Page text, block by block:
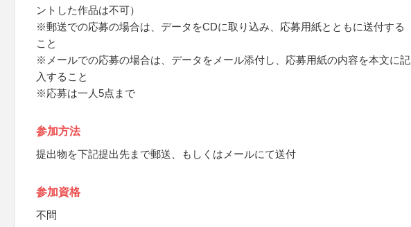
ントした作品は不可）
※郵送での応募の場合は、データをCDに取り込み、応募用紙とともに送付する
こと
※メールでの応募の場合は、データをメール添付し、応募用紙の内容を本文に記
入すること
※応募は一人5点まで
参加方法
提出物を下記提出先まで郵送、もしくはメールにて送付
参加資格
不問